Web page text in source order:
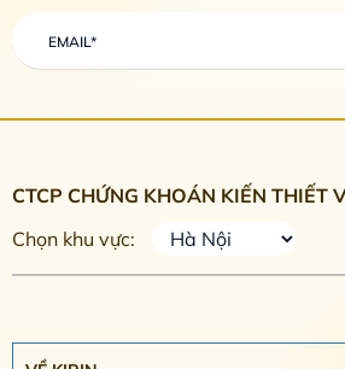
CTCP CHỨNG KHOÁN KIẾN THIẾT
Chọn khu vực: